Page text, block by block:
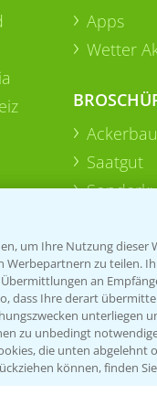
Apps
Wetter
Ackerbau
Saatgut
um Ihre Nutzung dieser
zu teilen.
an
dass Ihre derart
unterliegen
zu unbedingt
die unten abgelehnt
können, finden